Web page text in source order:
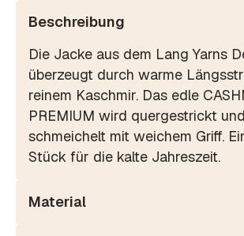
Beschreibung
Die Jacke aus dem Lang Yarns
überzeugt durch warme
reinem Kaschmir. Das edle
PREMIUM wird quergestrickt und
schmeichelt mit weichem Griff.
Stück für die kalte Jahreszeit.
Material